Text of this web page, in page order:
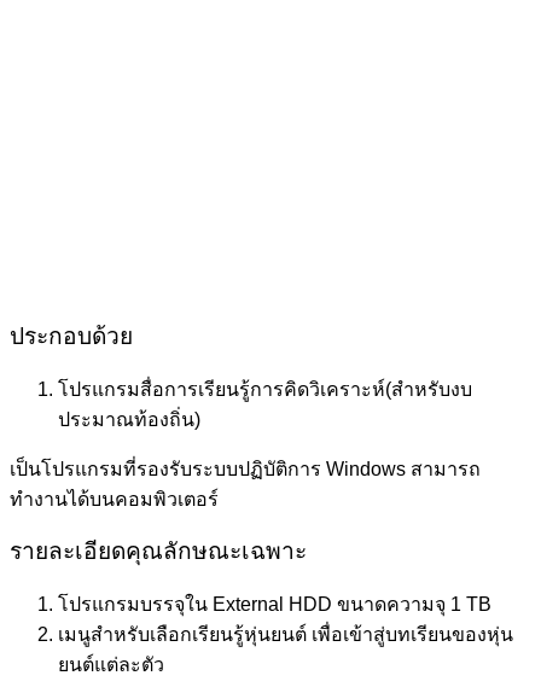
ประกอบด้วย
โปรแกรมสื่อการเรียนรู้การคิดวิเคราะห์(สำหรับงบ
ประมาณท้องถิ่น)
เป็นโปรแกรมที่รองรับระบบปฏิบัติการ Windows สามารถ
ทำงานได้บนคอมพิวเตอร์
รายละเอียดคุณลักษณะเฉพาะ
โปรแกรมบรรจุใน External HDD ขนาดความจุ 1 TB
เมนูสำหรับเลือกเรียนรู้หุ่นยนต์ เพื่อเข้าสู่บทเรียนของหุ่น
ยนต์แต่ละตัว